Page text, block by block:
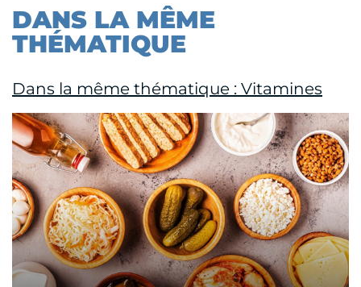
DANS LA MÊME
THÉMATIQUE
Dans la même thématique : Vitamines